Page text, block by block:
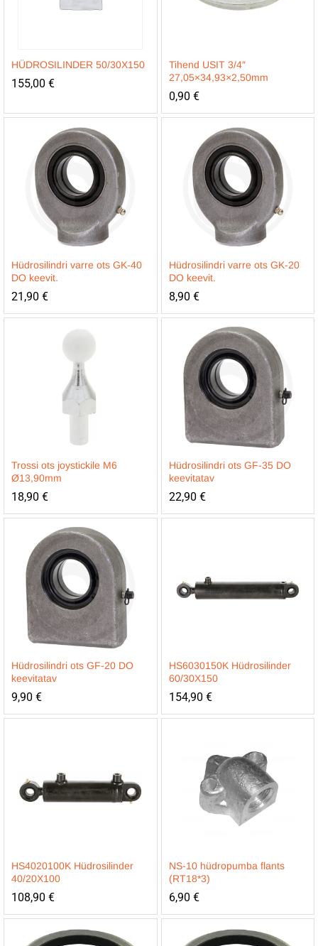
HÜDROSILINDER 50/30X150
155,00 €
Tihend USIT 3/4″
27,05×34,93×2,50mm
0,90 €
Hüdrosilindri varre ots GK-40
DO keevit.
21,90 €
Hüdrosilindri varre ots GK-20
DO keevit.
8,90 €
Trossi ots joystickile M6
Ø13,90mm
18,90 €
Hüdrosilindri ots GF-35 DO
keevitatav
22,90 €
Hüdrosilindri ots GF-20 DO
keevitatav
9,90 €
HS6030150K Hüdrosilinder
60/30X150
154,90 €
HS4020100K Hüdrosilinder
40/20X100
108,90 €
NS-10 hüdropumba flants
(RT18*3)
6,90 €